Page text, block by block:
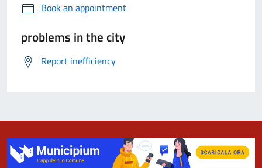
Book an appointment
problems in the city
Report inefficiency